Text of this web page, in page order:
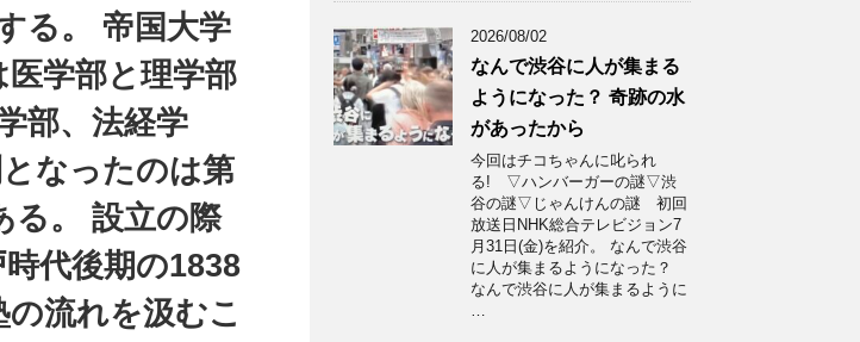
る。 帝国大学
学部と理学部
部、法経学
なったのは第
る。 設立の際
代後期の1838
流れを汲むこ
2026/08/02
なんで渋谷に人が集まる
ようになった？ 奇跡の水
があったから
今回はチコちゃんに叱られ
る! ▽ハンバーガーの謎▽渋
谷の謎▽じゃんけんの謎 初回
放送日NHK総合テレビジョン7
月31日(金)を紹介。 なんで渋谷
に人が集まるようになった？
なんで渋谷に人が集まるように
…